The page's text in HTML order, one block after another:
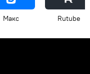
Макс Rutube